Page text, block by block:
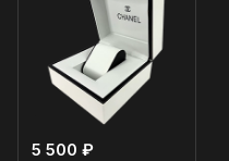
5 500 ₽